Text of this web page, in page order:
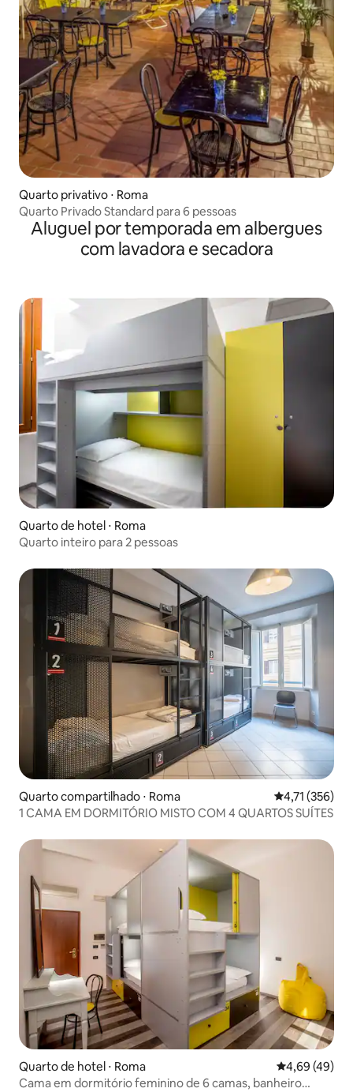
Quarto privativo ⋅ Roma
Quarto Privado Standard para 6 pessoas
Aluguel por temporada em albergues
com lavadora e secadora
Quarto de hotel ⋅ Roma
Quarto inteiro para 2 pessoas
Quarto compartilhado ⋅ Roma 4,71 de uma
4,71 (356)
1 CAMA EM DORMITÓRIO MISTO COM 4 QUARTOS SUÍTES
Quarto de hotel ⋅ Roma 4,69 de uma
4,69 (49)
Cama em dormitório feminino de 6 camas, banheiro